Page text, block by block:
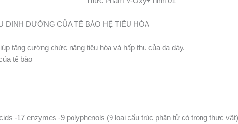
DINH DƯỠNG CỦA TẾ BÀO HỆ TIÊU HÓA
tăng cường chức năng tiêu hóa và hấp thu của dạ dày.
tế bào
-17 enzymes -9 polyphenols (9 loại cấu trúc phân tử có trong thực vật)